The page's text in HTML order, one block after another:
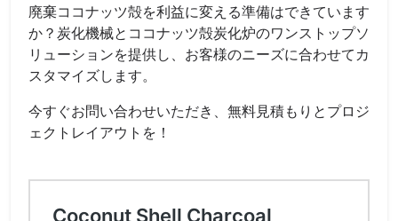
廃棄ココナッツ殻を利益に変える準備はできています
か？炭化機械とココナッツ殻炭化炉のワンストップソ
リューションを提供し、お客様のニーズに合わせてカ
スタマイズします。
今すぐお問い合わせいただき、無料見積もりとプロジ
ェクトレイアウトを！